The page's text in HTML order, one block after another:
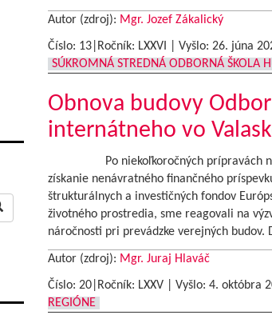
Autor (zdroj): Mgr. Jozef Zákalický
Číslo: 13|Ročník: LXXVI | Vyšlo: 26. júna
SÚKROMNÁ STREDNÁ ODBORNÁ ŠKOLA
Obnova budovy
internátneho vo
Po niekoľkoročných prípravách na
získanie nenávratného finančného
štrukturálnych a investičných fondov
životného prostredia, sme reagovali na
náročnosti pri prevádzke verejných budov.
Autor (zdroj): Mgr. Juraj Hlaváč
Číslo: 20|Ročník: LXXV | Vyšlo: 4. októbra
REGIÓNE